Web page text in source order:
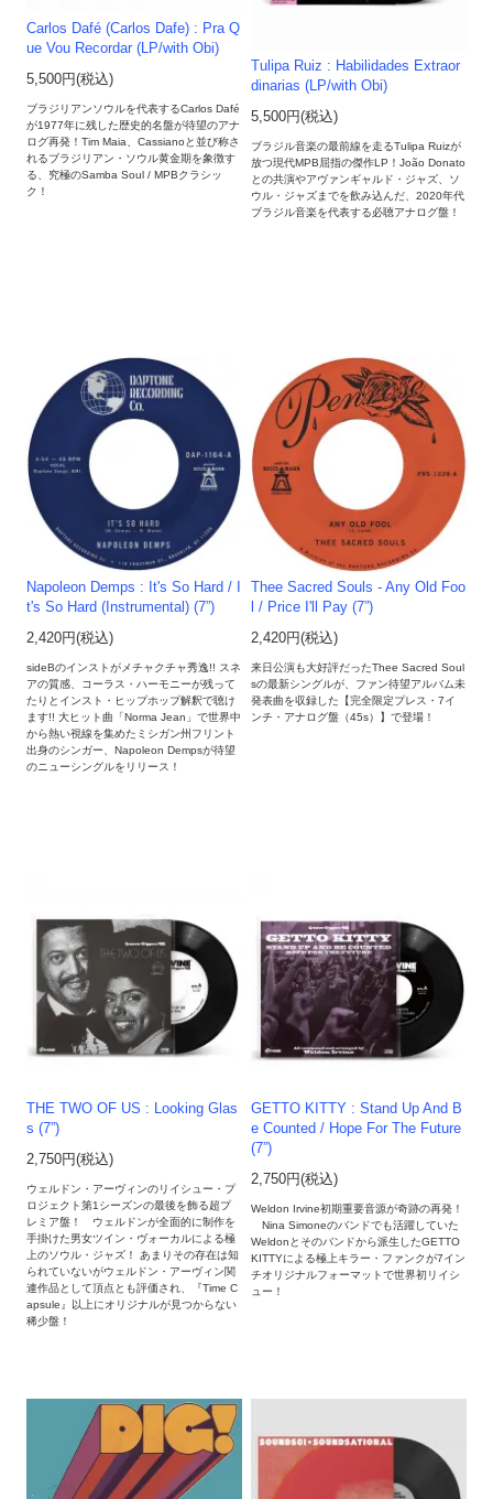
Carlos Dafé (Carlos Dafe) : Pra Q
ue Vou Recordar (LP/with Obi)
5,500円(税込)
ブラジリアンソウルを代表するCarlos Dafé
が1977年に残した歴史的名盤が待望のアナ
ログ再発！Tim Maia、Cassianoと並び称さ
れるブラジリアン・ソウル黄金期を象徴す
る、究極のSamba Soul / MPBクラシッ
ク！
Tulipa Ruiz : Habilidades Extraor
dinarias (LP/with Obi)
5,500円(税込)
ブラジル音楽の最前線を走るTulipa Ruizが
放つ現代MPB屈指の傑作LP！João Donato
との共演やアヴァンギャルド・ジャズ、ソ
ウル・ジャズまでを飲み込んだ、2020年代
ブラジル音楽を代表する必聴アナログ盤！
Napoleon Demps : It's So Hard / I
t's So Hard (Instrumental) (7”)
2,420円(税込)
sideBのインストがメチャクチャ秀逸!! スネ
アの質感、コーラス・ハーモニーが残って
たりとインスト・ヒップホップ解釈で聴け
ます!! 大ヒット曲「Norma Jean」で世界中
から熱い視線を集めたミシガン州フリント
出身のシンガー、Napoleon Dempsが待望
のニューシングルをリリース！
Thee Sacred Souls - Any Old Foo
l / Price I'll Pay (7”)
2,420円(税込)
来日公演も大好評だったThee Sacred Soul
sの最新シングルが、ファン待望アルバム未
発表曲を収録した【完全限定プレス・7イ
ンチ・アナログ盤（45s）】で登場！
THE TWO OF US : Looking Glas
s (7”)
2,750円(税込)
ウェルドン・アーヴィンのリイシュー・プ
ロジェクト第1シーズンの最後を飾る超プ
レミア盤！ ウェルドンが全面的に制作を
手掛けた男女ツイン・ヴォーカルによる極
上のソウル・ジャズ！ あまりその存在は知
られていないがウェルドン・アーヴィン関
連作品として頂点とも評価され、『Time C
apsule』以上にオリジナルが見つからない
稀少盤！
GETTO KITTY : Stand Up And B
e Counted / Hope For The Future
(7”)
2,750円(税込)
Weldon Irvine初期重要音源が奇跡の再発！
Nina Simoneのバンドでも活躍していた
Weldonとそのバンドから派生したGETTO
KITTYによる極上キラー・ファンクが7イン
チオリジナルフォーマットで世界初リイシ
ュー！